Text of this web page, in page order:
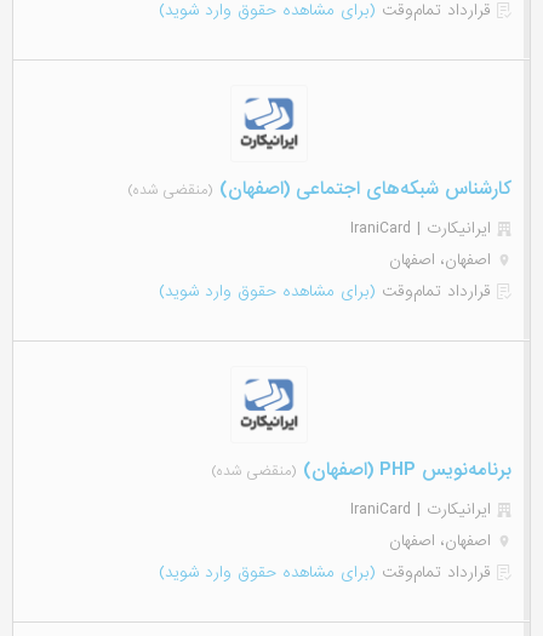
قرارداد تمام‌وقت (برای مشاهده حقوق وارد شوید)
کارشناس شبکه‌های اجتماعی (اصفهان) (منقضی شده)
ایرانیکارت | IraniCard
اصفهان، اصفهان
قرارداد تمام‌وقت (برای مشاهده حقوق وارد شوید)
برنامه‌نویس PHP (اصفهان) (منقضی شده)
ایرانیکارت | IraniCard
اصفهان، اصفهان
قرارداد تمام‌وقت (برای مشاهده حقوق وارد شوید)